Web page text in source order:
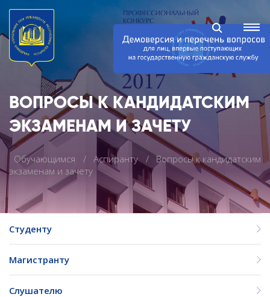
ВОПРОСЫ К КАНДИДАТСКИМ
ЭКЗАМЕНАМ И ЗАЧЕТУ
Обучающимся Аспиранту
Вопросы к кандидатским
экзаменам и зачету
Студенту
Магистранту
Слушателю